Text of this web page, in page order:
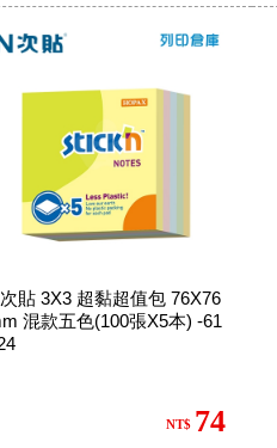
貼 3X3 超黏超值包 76X76
混款五色(100張X5本) -61
NT$ 74